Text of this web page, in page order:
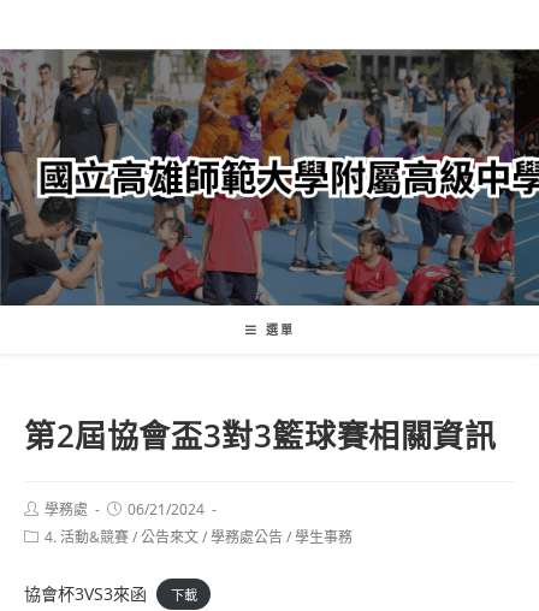
轉
至
主
內
容
選單
第2屆協會盃3對3籃球賽相關資訊
Post
author:
學務處
Post
published:
06/21/2024
Post4. 活動&競賽/公告來文/學務處公告/學生事務
協會杯3VS3來函 下載